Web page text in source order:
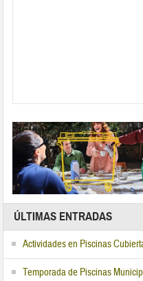
ÚLTIMAS ENTRADAS
Actividades en Piscinas
Temporada de Piscinas